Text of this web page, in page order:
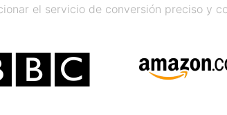
el servicio de conversión preciso y